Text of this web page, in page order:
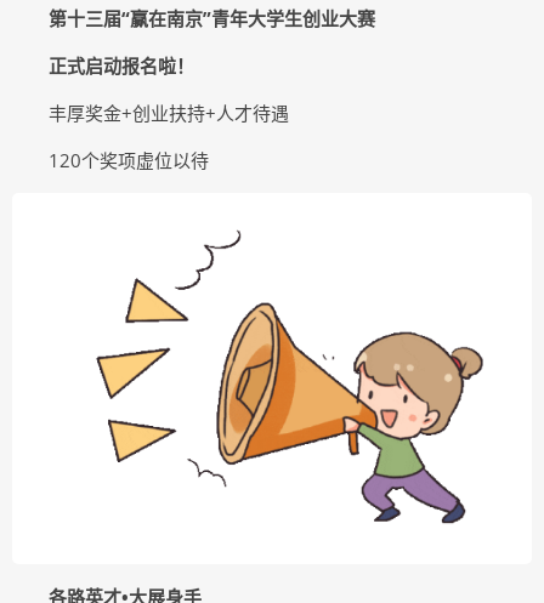
第十三届“赢在南京”青年大学生创业大赛
正式启动报名啦！
丰厚奖金+创业扶持+人才待遇
120个奖项虚位以待
各路英才•大展身手